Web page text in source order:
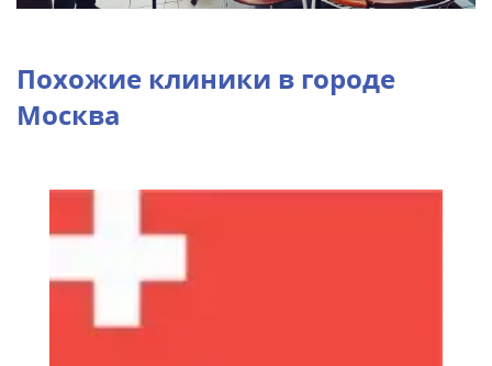
Похожие клиники в городе
Москва